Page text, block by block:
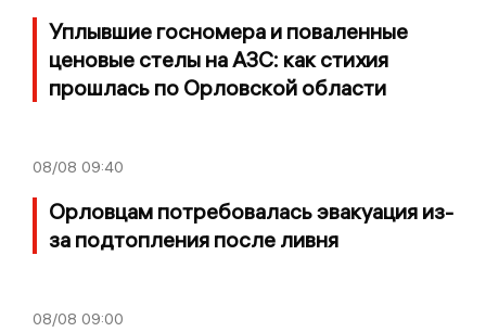
Уплывшие госномера и поваленные
ценовые стелы на АЗС: как стихия
прошлась по Орловской области
08/08 09:40
Орловцам потребовалась эвакуация из-
за подтопления после ливня
08/08 09:00